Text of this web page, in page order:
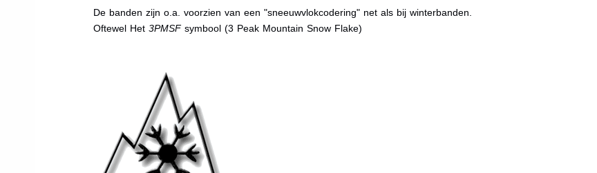
De banden zijn o.a. voorzien van een "sneeuwvlokcodering" net als bij winterbanden.
Oftewel Het3PMSFsymbool (3 Peak Mountain Snow Flake)